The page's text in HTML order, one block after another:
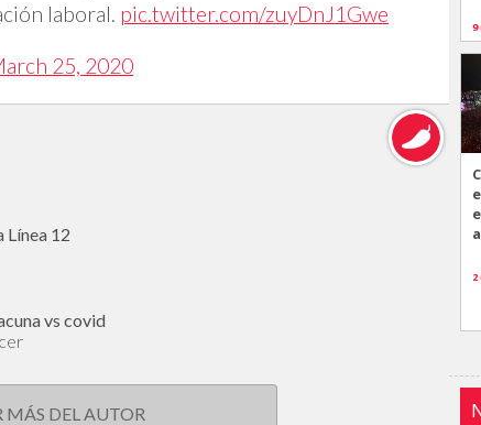
laboral. pic.twitter.com/zuyDnJ1Gwe
25, 2020
Línea 12
vs covid
MÁS DEL AUTOR
9